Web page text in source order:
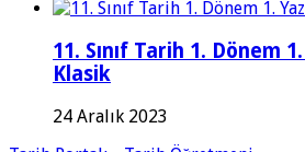
11. Sınıf Tarih 1. Dönem 1.
Klasik
24 Aralık 2023